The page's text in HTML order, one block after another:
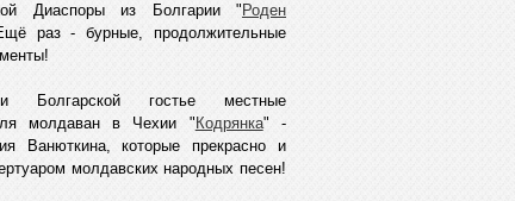
Диаспоры из Болгарии " Роден
раз - бурные, продолжительные
Болгарской гостье местные
молдаван в Чехии " Кодрянка" -
Ванюткина, которые прекрасно и
молдавских народных песен!